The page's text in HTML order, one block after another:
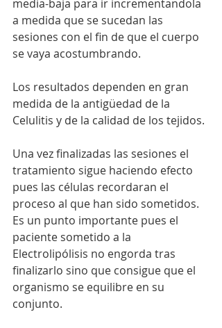
media-baja para ir incrementandola
a medida que se sucedan las
sesiones con el fin de que el cuerpo
se vaya acostumbrando.
Los resultados dependen en gran
medida de la antigüedad de la
Celulitis y de la calidad de los tejidos.
Una vez finalizadas las sesiones el
tratamiento sigue haciendo efecto
pues las células recordaran el
proceso al que han sido sometidos.
Es un punto importante pues el
paciente sometido a la
Electrolipólisis no engorda tras
finalizarlo sino que consigue que el
organismo se equilibre en su
conjunto.